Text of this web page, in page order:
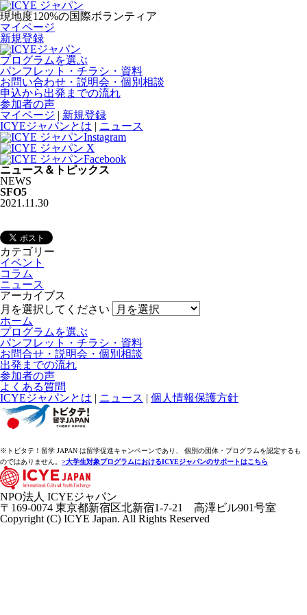
現地度120%の国際ボランティア
マイページ
新規登録
プログラムを選ぶ
パンフレット・チラシ・資料
お問い合わせ・説明会・個別相談
申込から出発までの流れ
参加者の声
マイページ | 新規登録
ICYEジャパンとは | ニュース
ニュース＆トピックス
NEWS
SFO5
2021.11.30
カテゴリー
イベント
コラム
ニュース
アーカイブス
月を選択してください
ホーム
プログラムを選ぶ
パンフレット・チラシ・資料
お問合せ・説明会・個別相談
出発までの流れ
参加者の声
よくある質問
ICYEジャパンとは | ニュース | 個人情報保護方針
※トビタテ！留学 JAPAN は留学促進キャンペーンであり、 個別の団体・プログラムを認定するも
のではありません。 >大学生対象プログラムにおけるICYEジャパンのサポートはこちら
NPO法人 ICYEジャパン
〒169-0074 東京都新宿区北新宿1-7-21 高澤ビル901号室
Copyright (C) ICYE Japan. All Rights Reserved